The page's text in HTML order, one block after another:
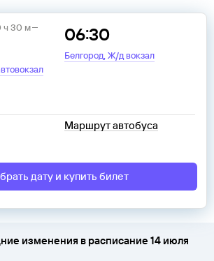
06:30
Белгород,Ж/д вокзал
ч 30 м
Маршрут автобуса
дату и купить билет
изменения в расписание 14 июля